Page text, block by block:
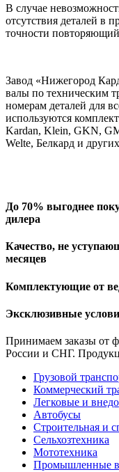
В случае
отсутствия деталей в
точности
Завод «Нижегород
валы по техническим
номерам деталей для
используются
Kardan, Klein, GKN,
Welte, Белкард и
До 70% выгоднее
дилера
Качество, не
месяцев
Комплектующие от
Эксклюзивные
Принимаем заказы от
России и СНГ.
Грузовой
Коммерческий
Легковые и
Автобусы
Строительная и
Сельхозтехника
Мототехника
Промышленные